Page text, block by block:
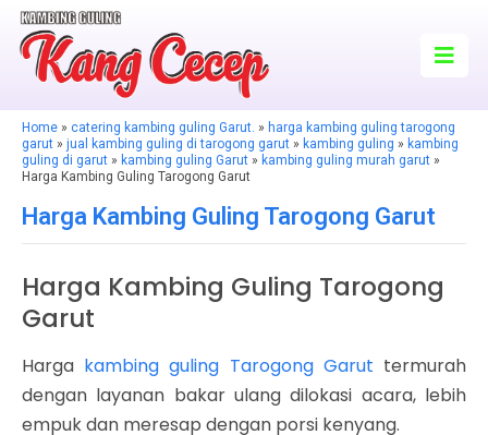
Home » catering kambing guling Garut. » harga kambing guling tarogong
garut » jual kambing guling di tarogong garut » kambing guling » kambing
guling di garut » kambing guling Garut » kambing guling murah garut »
Harga Kambing Guling Tarogong Garut
Harga Kambing Guling Tarogong Garut
Harga Kambing Guling Tarogong
Garut
Harga kambing guling Tarogong Garut termurah
dengan layanan bakar ulang dilokasi acara, lebih
empuk dan meresap dengan porsi kenyang.